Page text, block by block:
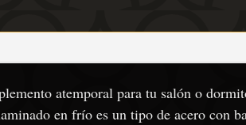
atemporal para tu salón o
en frío es un tipo de acero con